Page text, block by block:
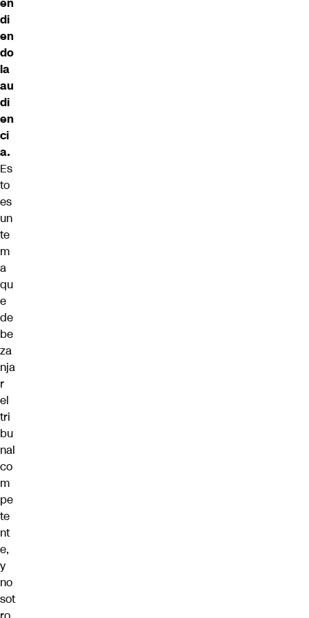
di
en
do
la
au
di
en
ci
a.
Es
to
es
un
te
m
a
qu
e
de
be
za
nja
r
el
tri
bu
nal
co
m
pe
te
nt
e,
y
no
sot